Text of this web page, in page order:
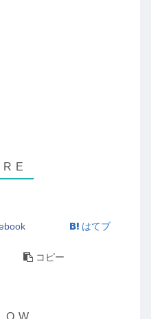
はてブ
コピー